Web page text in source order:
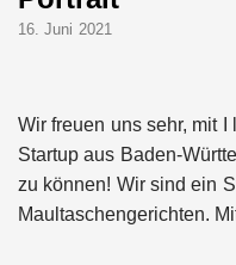
16. Juni 2021
Wir freuen uns sehr, mit
Startup aus Baden-
zu können! Wir sind ein
Maultaschengerichten.